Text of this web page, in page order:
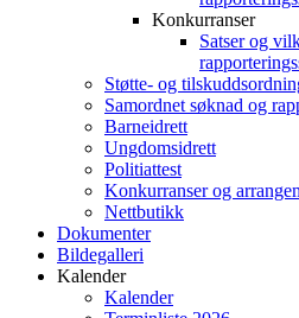
Konkurranser
Satser og
Støtte- og
Samordnet søknad og
Barneidrett
Ungdomsidrett
Politiattest
Konkurranser og
Nettbutikk
Dokumenter
Bildegalleri
Kalender
Kalender